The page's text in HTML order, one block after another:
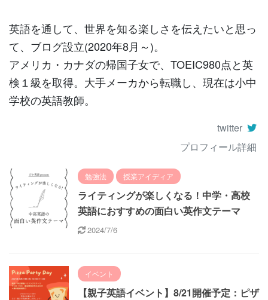
英語を通して、世界を知る楽しさを伝えたいと思っ
て、ブログ設立(2020年8月～)。
アメリカ・カナダの帰国子女で、TOEIC980点と英
検１級を取得。大手メーカから転職し、現在は小中
学校の英語教師。
twitter
プロフィール詳細
勉強法 授業アイディア
ライティングが楽しくなる！中学・高校
英語におすすめの面白い英作文テーマ
2024/7/6
イベント
【親子英語イベント】8/21開催予定：ピザ